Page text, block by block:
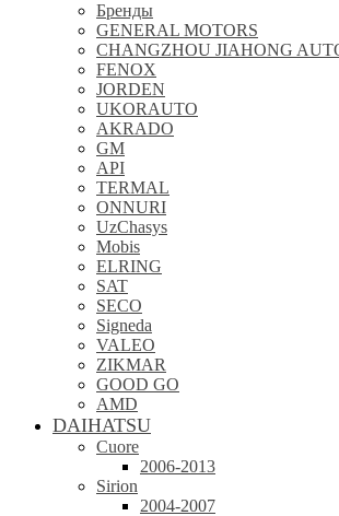
Бренды
GENERAL MOTORS
CHANGZHOU JIAHONG
FENOX
JORDEN
UKORAUTO
AKRADO
GM
API
TERMAL
ONNURI
UzChasys
Mobis
ELRING
SAT
SECO
Signeda
VALEO
ZIKMAR
GOOD GO
AMD
DAIHATSU
Cuore
2006-2013
Sirion
2004-2007